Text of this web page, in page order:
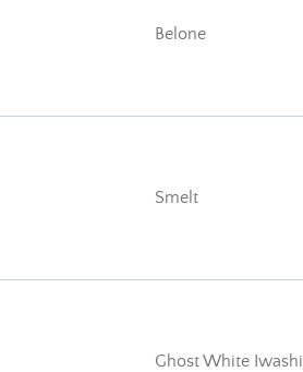
Belone
Smelt
Ghost White Iwashi